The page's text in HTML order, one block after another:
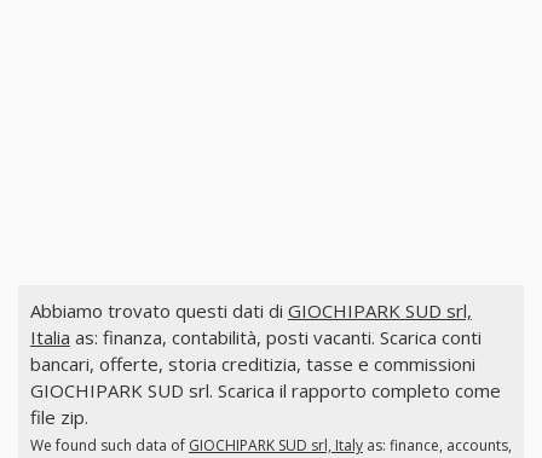
Abbiamo trovato questi dati di GIOCHIPARK SUD srl,
Italia as: finanza, contabilità, posti vacanti. Scarica conti
bancari, offerte, storia creditizia, tasse e commissioni
GIOCHIPARK SUD srl. Scarica il rapporto completo come
file zip.
We found such data of GIOCHIPARK SUD srl, Italyas: finance, accounts,